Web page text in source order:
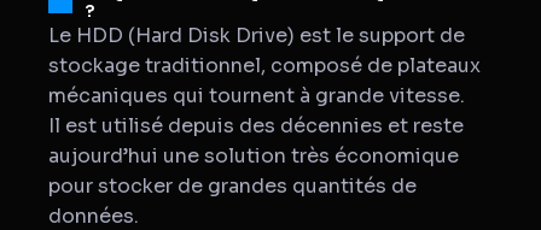
?
Le HDD (Hard Disk Drive) est le support de
stockage traditionnel, composé de plateaux
mécaniques qui tournent à grande vitesse.
Il est utilisé depuis des décennies et reste
aujourd’hui une solution très économique
pour stocker de grandes quantités de
données.